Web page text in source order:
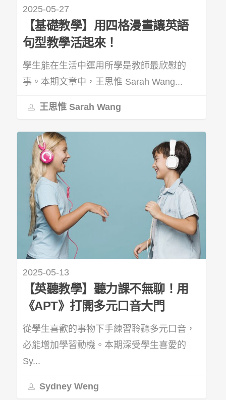
2025-05-27
【基礎教學】用四格漫畫讓英語
句型教學活起來！
學生能在生活中運用所學是教師最欣慰的
事。本期文章中，王思惟 Sarah Wang...
王思惟 Sarah Wang
2025-05-13
【英聽教學】聽力課不無聊！用
《APT》打開多元口音大門
從學生喜歡的事物下手練習聆聽多元口音，
必能增加學習動機。本期深受學生喜愛的
Sy...
Sydney Weng